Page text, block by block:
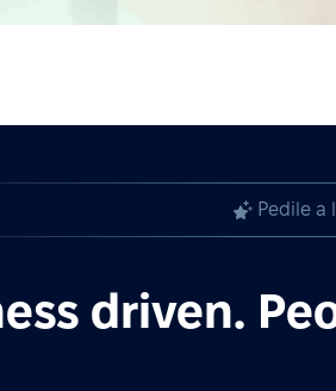
Pedile a
driven.